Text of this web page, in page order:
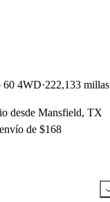
60 4WD 222,133 millas
desde Mansfield, TX
de $168